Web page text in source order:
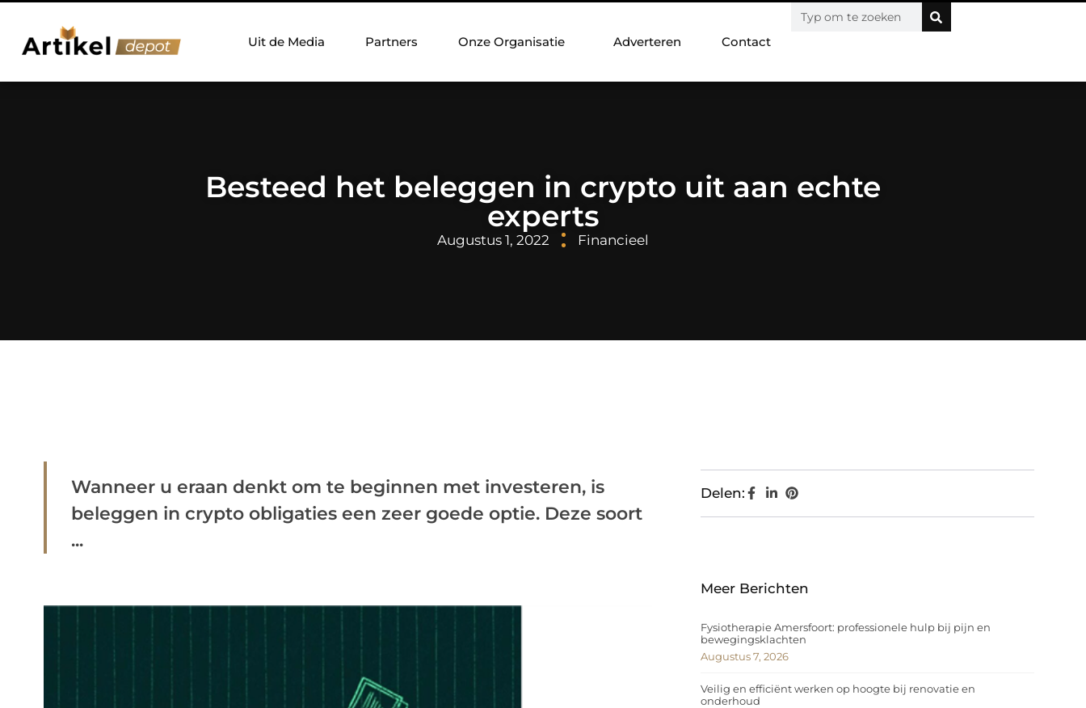
Uit de Media Partners Onze Organisatie Adverteren Contact
Besteed het beleggen in crypto uit aan echte
experts
Augustus 1, 2022 Financieel
Wanneer u eraan denkt om te beginnen met investeren, is
beleggen in crypto obligaties een zeer goede optie. Deze soort
...
Delen:
Meer Berichten
Fysiotherapie Amersfoort: professionele hulp bij pijn en
bewegingsklachten
Augustus 7, 2026
Veilig en efficiënt werken op hoogte bij renovatie en
onderhoud